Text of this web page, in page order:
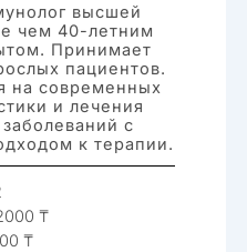
высшей
чем 40-летним
Принимает
пациентов.
на современных
и лечения
с
к терапии.
₸
₸